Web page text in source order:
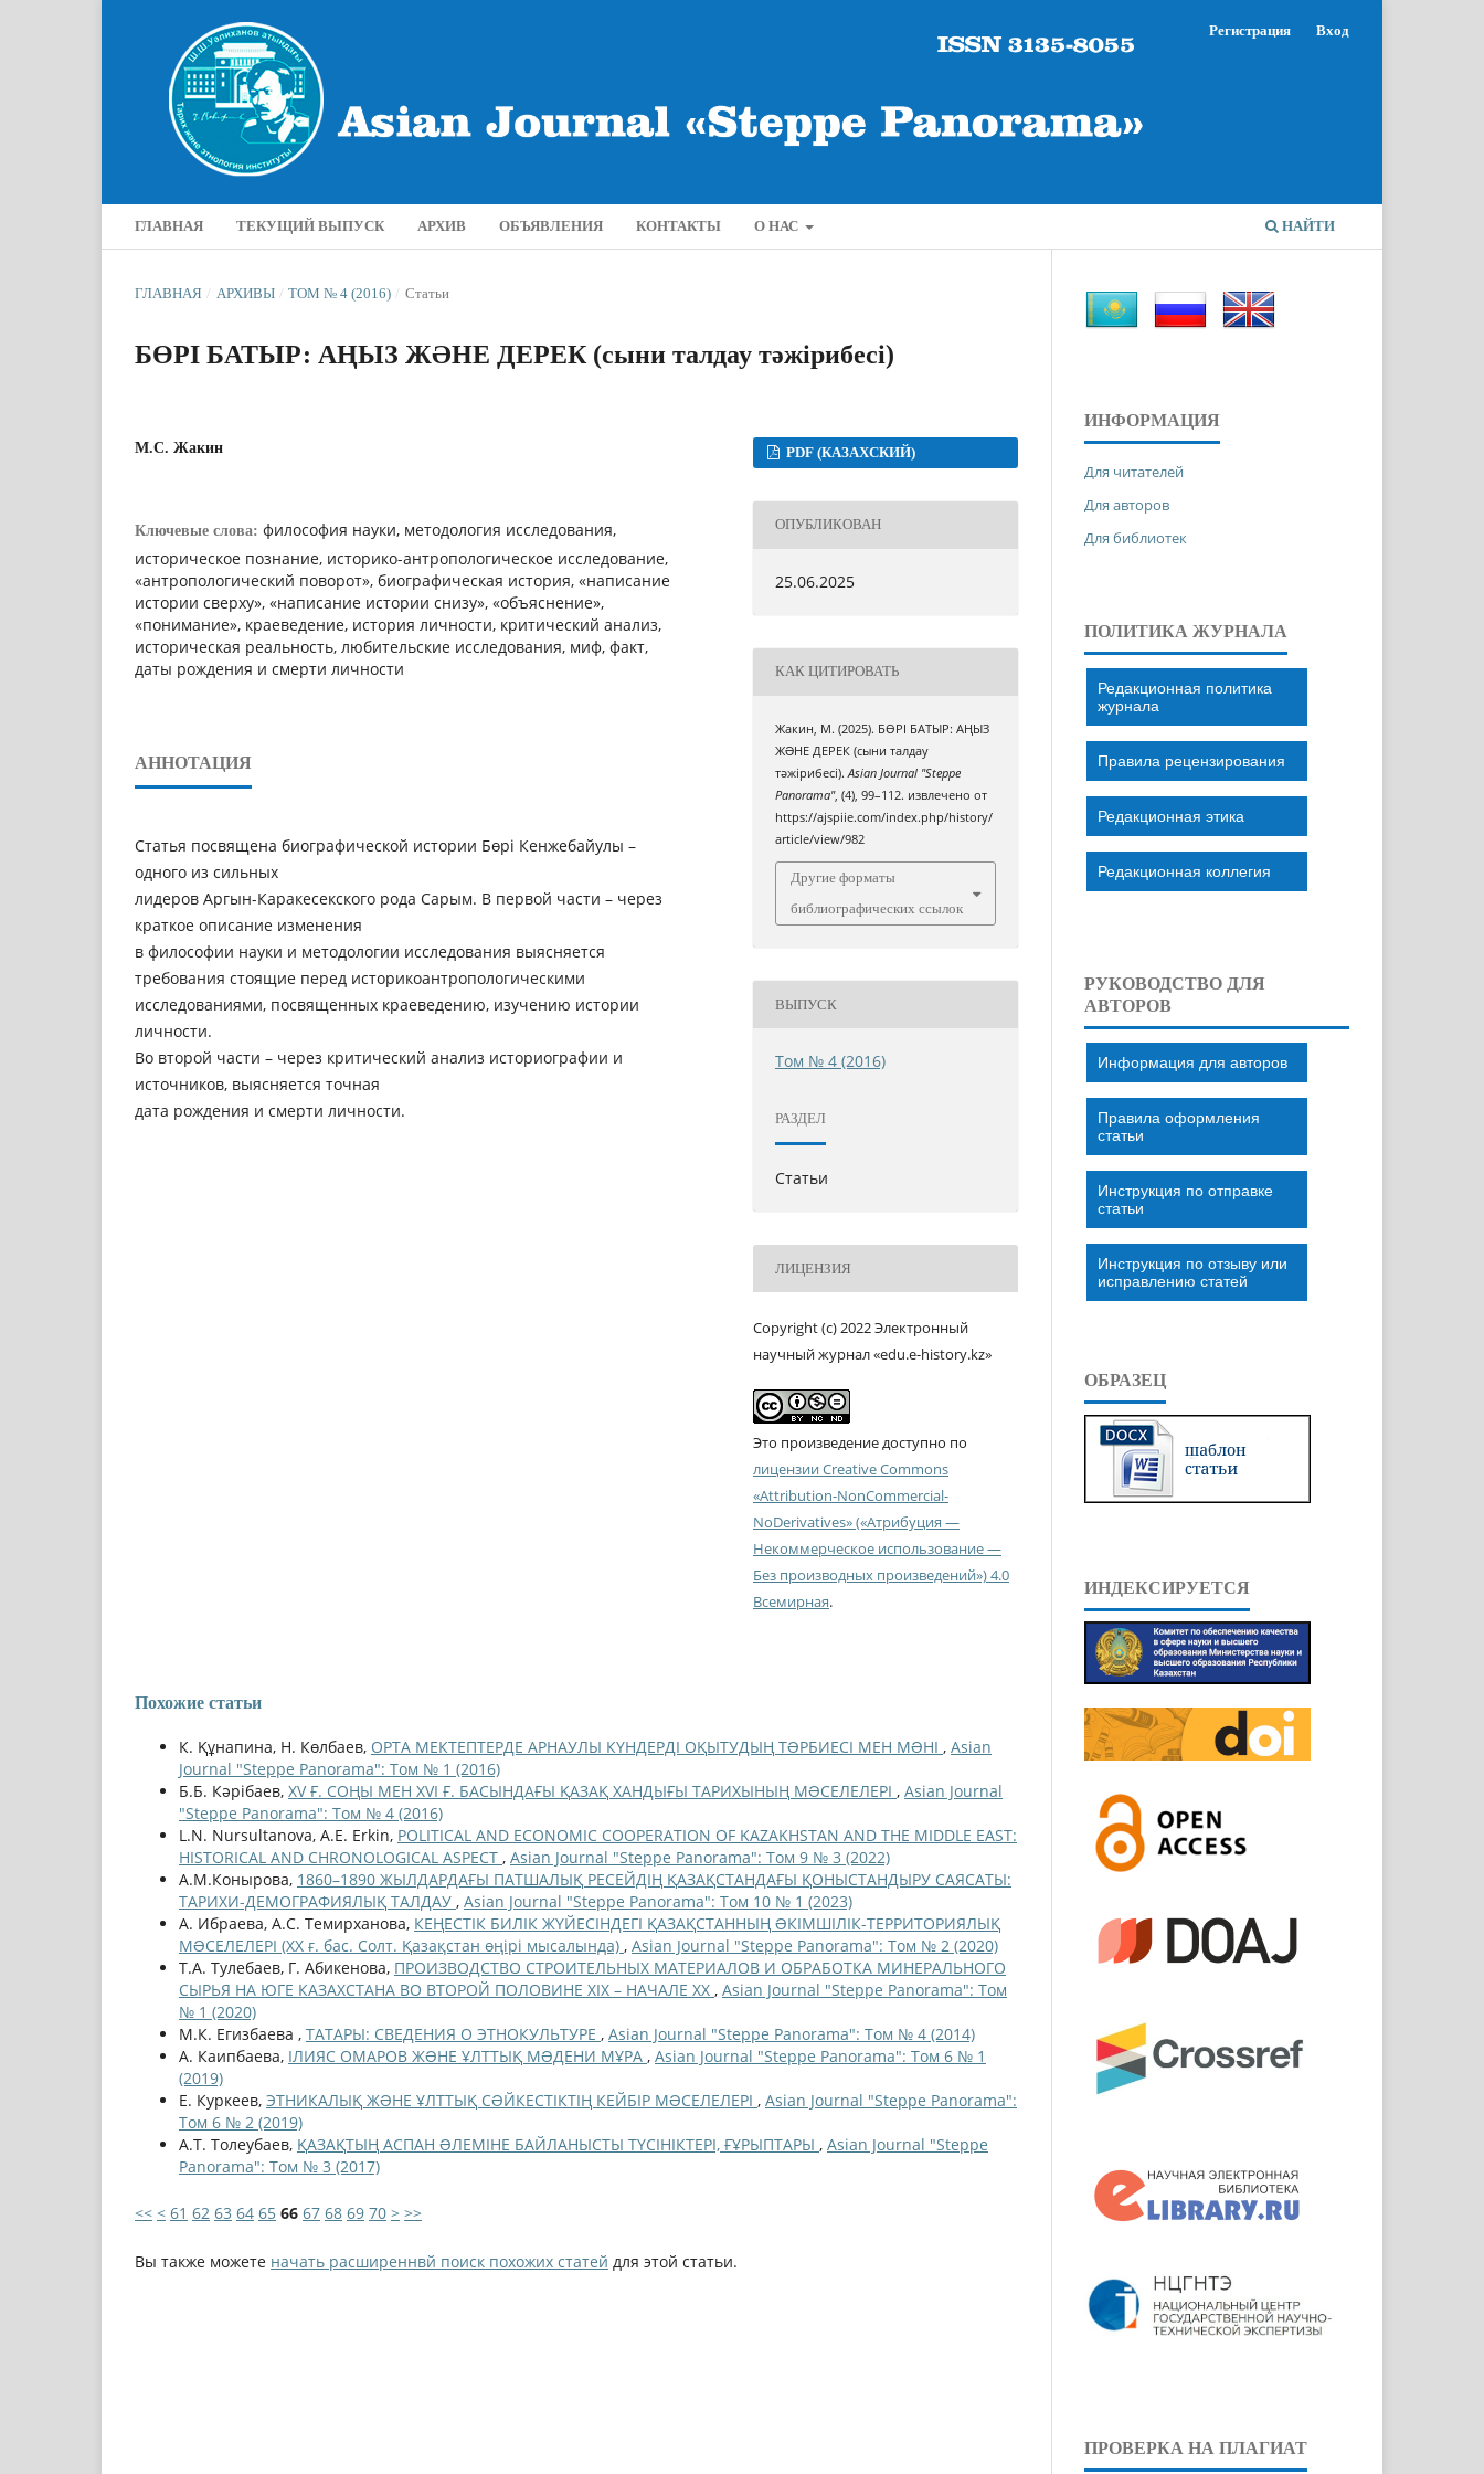
ГЛАВНАЯ ТЕКУЩИЙ ВЫПУСК АРХИВ ОБЪЯВЛЕНИЯ КОНТАКТЫ О НАС НАЙТИ
Регистрация Вход
ГЛАВНАЯ / АРХИВЫ / ТОМ № 4 (2016) / Статьи
БӨРІ БАТЫР: АҢЫЗ ЖƏНЕ ДЕРЕК (сыни талдау тәжірибесі)
М.С. Жакин
Ключевые слова: философия науки, методология исследования,
историческое познание, историко-антропологическое исследование,
«антропологический поворот», биографическая история, «написание
истории сверху», «написание истории снизу», «объяснение»,
«понимание», краеведение, история личности, критический анализ,
историческая реальность, любительские исследования, миф, факт,
даты рождения и смерти личности
АННОТАЦИЯ
Статья посвящена биографической истории Бөрі Кенжебайулы –
одного из сильных
лидеров Аргын-Каракесекского рода Сарым. В первой части – через
краткое описание изменения
в философии науки и методологии исследования выясняется
требования стоящие перед историкоантропологическими
исследованиями, посвященных краеведению, изучению истории
личности.
Во второй части – через критический анализ историографии и
источников, выясняется точная
дата рождения и смерти личности.
PDF (КАЗАХСКИЙ)
ОПУБЛИКОВАН
25.06.2025
КАК ЦИТИРОВАТЬ
Жакин, М. (2025). БӨРІ БАТЫР: АҢЫЗ
ЖƏНЕ ДЕРЕК (сыни талдау
тәжірибесі).Asian Journal "Steppe
Panorama", (4), 99–112. извлечено от
https://ajspiie.com/index.php/history/
article/view/982
Другие форматы
библиографических ссылок
ВЫПУСК
Том № 4 (2016)
РАЗДЕЛ
Статьи
ЛИЦЕНЗИЯ
Copyright (c) 2022 Электронный
научный журнал «edu.e-history.kz»
Это произведение доступно по
лицензии Creative Commons
«Attribution-NonCommercial-
NoDerivatives» («Атрибуция —
Некоммерческое использование —
Без производных произведений») 4.0
Всемирная.
Похожие статьи
К. Құнапина, Н. Көлбаев, ОРТА МЕКТЕПТЕРДЕ АРНАУЛЫ КҮНДЕРДІ ОҚЫТУДЫҢ ТƏРБИЕСІ МЕН МƏНІ , Asian
Journal "Steppe Panorama": Том № 1 (2016)
Б.Б. Кәрібаев, XV Ғ. СОҢЫ МЕН XVI Ғ. БАСЫНДАҒЫ ҚАЗАҚ ХАНДЫҒЫ ТАРИХЫНЫҢ МƏСЕЛЕЛЕРІ , Asian Journal
"Steppe Panorama": Том № 4 (2016)
L.N. Nursultanova, A.E. Erkin, POLITICAL AND ECONOMIC COOPERATION OF KAZAKHSTAN AND THE MIDDLE EAST:
HISTORICAL AND CHRONOLOGICAL ASPECT , Asian Journal "Steppe Panorama": Том 9 № 3 (2022)
А.М.Конырова, 1860–1890 ЖЫЛДАРДАҒЫ ПАТШАЛЫҚ РЕСЕЙДІҢ ҚАЗАҚСТАНДАҒЫ ҚОНЫСТАНДЫРУ САЯСАТЫ:
ТАРИХИ-ДЕМОГРАФИЯЛЫҚ ТАЛДАУ , Asian Journal "Steppe Panorama": Том 10 № 1 (2023)
А. Ибраева, А.С. Темирханова, КЕҢЕСТІК БИЛІК ЖҮЙЕСІНДЕГІ ҚАЗАҚСТАННЫҢ ƏКІМШІЛІК-ТЕРРИТОРИЯЛЫҚ
МƏСЕЛЕЛЕРІ (ХХ ғ. бас. Солт. Қазақстан өңірі мысалында) , Asian Journal "Steppe Panorama": Том № 2 (2020)
Т.А. Тулебаев, Г. Абикенова, ПРОИЗВОДСТВО СТРОИТЕЛЬНЫХ МАТЕРИАЛОВ И ОБРАБОТКА МИНЕРАЛЬНОГО
СЫРЬЯ НА ЮГЕ КАЗАХСТАНА ВО ВТОРОЙ ПОЛОВИНЕ ХІХ – НАЧАЛЕ ХХ , Asian Journal "Steppe Panorama": Том
№ 1 (2020)
М.К. Егизбаева , ТАТАРЫ: СВЕДЕНИЯ О ЭТНОКУЛЬТУРЕ , Asian Journal "Steppe Panorama": Том № 4 (2014)
А. Каипбаева, ІЛИЯС ОМАРОВ ЖƏНЕ ҰЛТТЫҚ МƏДЕНИ МҰРА , Asian Journal "Steppe Panorama": Том 6 № 1
(2019)
Е. Куркеев, ЭТНИКAЛЫҚ ЖƏНЕ ҰЛТТЫҚ CƏЙКЕCТІКТІҢ КЕЙБІР МƏCЕЛЕЛЕРІ , Asian Journal "Steppe Panorama":
Том 6 № 2 (2019)
А.Т. Толеубаев, ҚАЗАҚТЫҢ АСПАН ƏЛЕМІНЕ БАЙЛАНЫСТЫ ТҮСІНІКТЕРІ, ҒҰРЫПТАРЫ , Asian Journal "Steppe
Panorama": Том № 3 (2017)
<< < 61 62 63 64 65 66 67 68 69 70 > >>
Вы также можете начать расширеннвй поиск похожих статей для этой статьи.
ИНФОРМАЦИЯ
Для читателей
Для авторов
Для библиотек
ПОЛИТИКА ЖУРНАЛА
Редакционная политика
журнала
Правила рецензирования
Редакционная этика
Редакционная коллегия
РУКОВОДСТВО ДЛЯ
АВТОРОВ
Информация для авторов
Правила оформления
статьи
Инструкция по отправке
статьи
Инструкция по отзыву или
исправлению статей
ОБРАЗЕЦ
ИНДЕКСИРУЕТСЯ
ПРОВЕРКА НА ПЛАГИАТ